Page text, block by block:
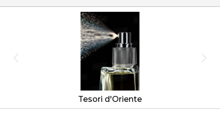
Tesori d'Oriente